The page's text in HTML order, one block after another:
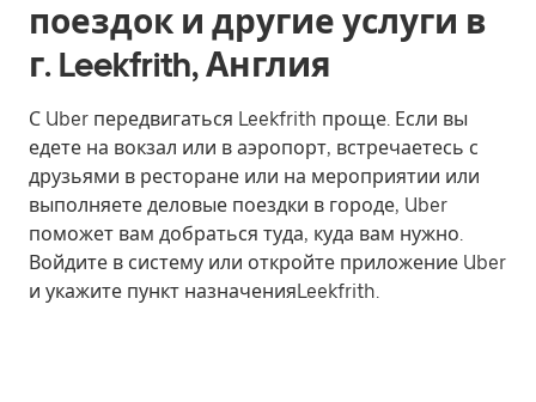
поездок и другие услуги в
г. Leekfrith, Англия
С Uber передвигаться Leekfrith проще. Если вы
едете на вокзал или в аэропорт, встречаетесь с
друзьями в ресторане или на мероприятии или
выполняете деловые поездки в городе, Uber
поможет вам добраться туда, куда вам нужно.
Войдите в систему или откройте приложение Uber
и укажите пункт назначенияLeekfrith.